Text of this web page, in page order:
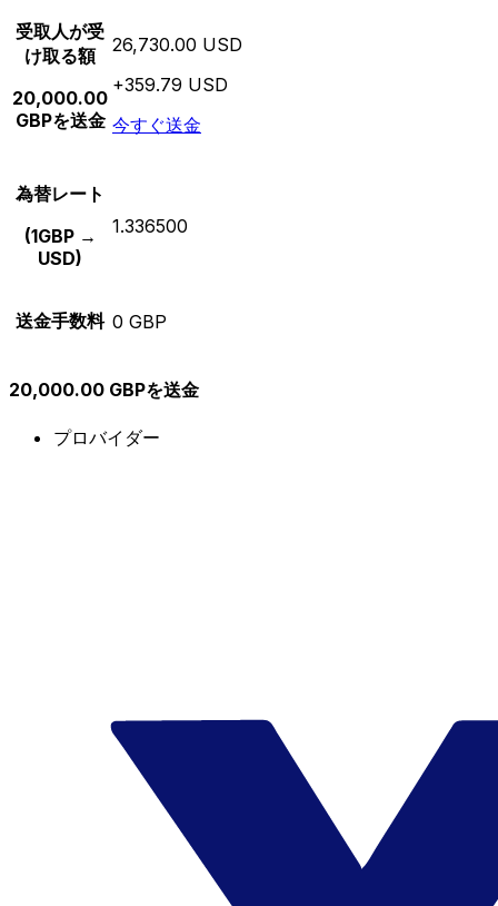
受取人が受
け取る額
20,000.00
GBPを送金
26,730.00 USD
+359.79 USD
今すぐ送金
為替レート
(1GBP →
USD)
1.336500
送金手数料 0 GBP
20,000.00 GBPを送金
プロバイダー